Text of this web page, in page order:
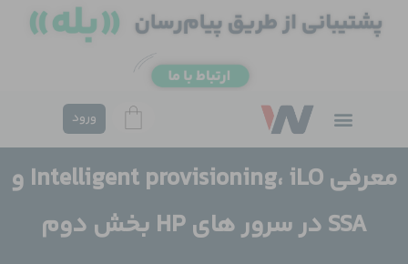
ورود
معرفی Intelligent provisioning، iLO و
SSA در سرور های HP بخش دوم